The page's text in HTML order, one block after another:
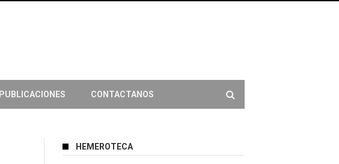
PUBLICACIONES CONTACTANOS
HEMEROTECA